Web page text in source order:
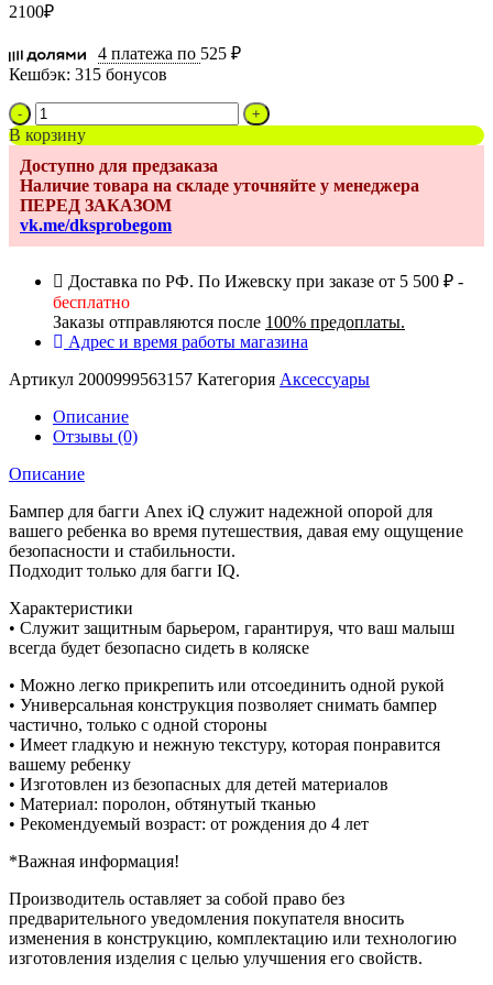
2100₽
4 платежа по 525 ₽
Кешбэк: 315 бонусов
Количество
товара
Бампер
для
багги
Anex
iQ,
Black
(Черный)
В корзину
Доступно для предзаказа
Наличие товара на складе уточняйте у менеджера
ПЕРЕД ЗАКАЗОМ
vk.me/dksprobegom
Доставка по РФ. По Ижевску при заказе от 5 500 ₽ -
бесплатно
Заказы отправляются после 100% предоплаты.
Адрес и время работы магазина
Артикул 2000999563157 Категория Аксессуары
Описание
Отзывы (0)
Описание
Бампер для багги Anex iQ служит надежной опорой для
вашего ребенка во время путешествия, давая ему ощущение
безопасности и стабильности.
Подходит только для багги IQ.
Характеристики
• Служит защитным барьером, гарантируя, что ваш малыш
всегда будет безопасно сидеть в коляске
• Можно легко прикрепить или отсоединить одной рукой
• Универсальная конструкция позволяет снимать бампер
частично, только с одной стороны
• Имеет гладкую и нежную текстуру, которая понравится
вашему ребенку
• Изготовлен из безопасных для детей материалов
• Материал: поролон, обтянутый тканью
• Рекомендуемый возраст: от рождения до 4 лет
*Важная информация!
Производитель оставляет за собой право без
предварительного уведомления покупателя вносить
изменения в конструкцию, комплектацию или технологию
изготовления изделия с целью улучшения его свойств.